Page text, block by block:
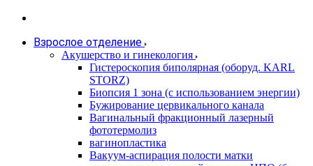
Взрослое отделение
Акушерство и гинекология
Гистероскопия биполярная (оборуд. KARL
STORZ)
Биопсия 1 зона (с использованием энергии)
Бужирование цервикального канала
Вагинальный фракционный лазерный
фототермолиз
вагинопластика
Вакуум-аспирация полости матки